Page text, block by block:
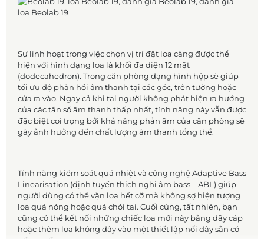
Sự linh hoạt trong việc chọn vị trí đặt loa càng được thể
hiện với hình dạng loa là khối đa diện 12 mặt
(dodecahedron). Trong căn phòng dạng hình hộp sẽ giúp
tối ưu độ phản hồi âm thanh tại các góc, trên tường hoặc
cửa ra vào. Ngay cả khi tai người không phát hiện ra hướng
của các tần số âm thanh thấp nhất, tính năng này vẫn được
đặc biệt coi trọng bởi khả năng phản âm của căn phòng sẽ
gây ảnh hưởng đến chất lượng âm thanh tổng thể.
Tính năng kiểm soát quá nhiệt và công nghệ Adaptive Bass
Linearisation (định tuyến thích nghi âm bass – ABL) giúp
người dùng có thể vặn loa hết cỡ mà không sợ hiện tượng
loa quá nóng hoặc quá chói tai. Cuối cùng, tất nhiên, bạn
cũng có thể kết nối những chiếc loa mới này bằng dây cáp
hoặc thêm loa không dây vào một thiết lập nối dây sẵn có